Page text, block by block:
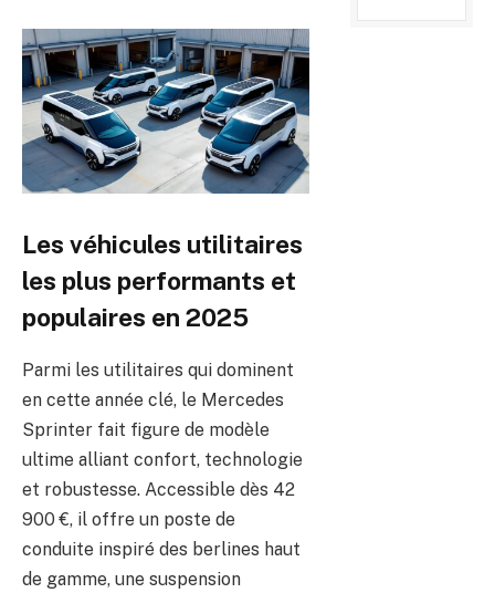
Les véhicules utilitaires
les plus performants et
populaires en 2025
Parmi les utilitaires qui dominent
en cette année clé, le Mercedes
Sprinter fait figure de modèle
ultime alliant confort, technologie
et robustesse. Accessible dès 42
900 €, il offre un poste de
conduite inspiré des berlines haut
de gamme, une suspension